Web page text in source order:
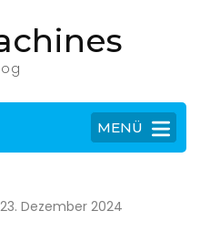
MENÜ
23. Dezember 2024